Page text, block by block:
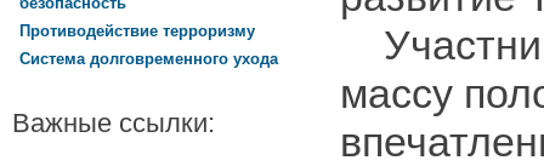
массу
безопасность
Противодействие терроризму
Система долговременного ухода
Важные ссылки: